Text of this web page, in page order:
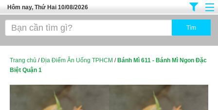
Hôm nay, Thứ Hai 10/08/2026
Trang chủ
Tuyển Sinh Đào Tạo
Đồ Dùng Nội Ngoại Thất
Trang chủ /Địa Điểm Ăn Uống TPHCM / Bánh Mì 611 - Bánh Mì Ngon Đặc
Biệt Quận 1